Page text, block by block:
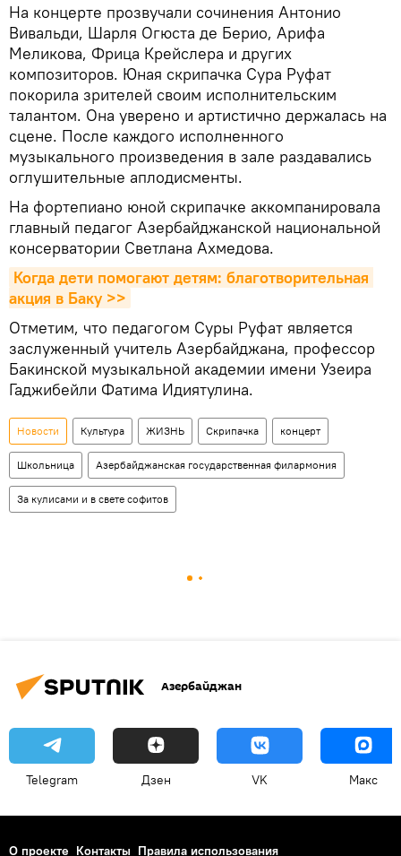
На концерте прозвучали сочинения Антонио
Вивальди, Шарля Огюста де Берио, Арифа
Меликова, Фрица Крейслера и других
композиторов. Юная скрипачка Сура Руфат
покорила зрителей своим исполнительским
талантом. Она уверено и артистично держалась на
сцене. После каждого исполненного
музыкального произведения в зале раздавались
оглушительные аплодисменты.
На фортепиано юной скрипачке аккомпанировала
главный педагог Азербайджанской национальной
консерватории Светлана Ахмедова.
Когда дети помогают детям: благотворительная
акция в Баку >>
Отметим, что педагогом Суры Руфат является
заслуженный учитель Азербайджана, профессор
Бакинской музыкальной академии имени Узеира
Гаджибейли Фатима Идиятулина.
Новости Культура ЖИЗНЬ Скрипачка концерт
Школьница Азербайджанская государственная филармония
За кулисами и в свете софитов
Азербайджан
Telegram Дзен VK Макс
О проекте Контакты Правила использования